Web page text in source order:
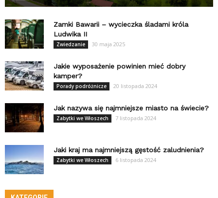
Zamki Bawarii – wycieczka śladami króla
Ludwika II
Zwiedzanie 30 maja 2025
Jakie wyposażenie powinien mieć dobry
kamper?
Porady podróżnicze 20 listopada 2024
Jak nazywa się najmniejsze miasto na świecie?
Zabytki we Włoszech 7 listopada 2024
Jaki kraj ma najmniejszą gęstość zaludnienia?
Zabytki we Włoszech 6 listopada 2024